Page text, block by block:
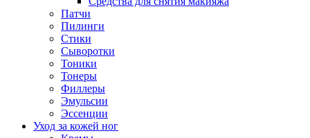
Патчи
Пилинги
Стики
Сыворотки
Тоники
Тонеры
Филлеры
Эмульсии
Эссенции
Уход за кожей ног